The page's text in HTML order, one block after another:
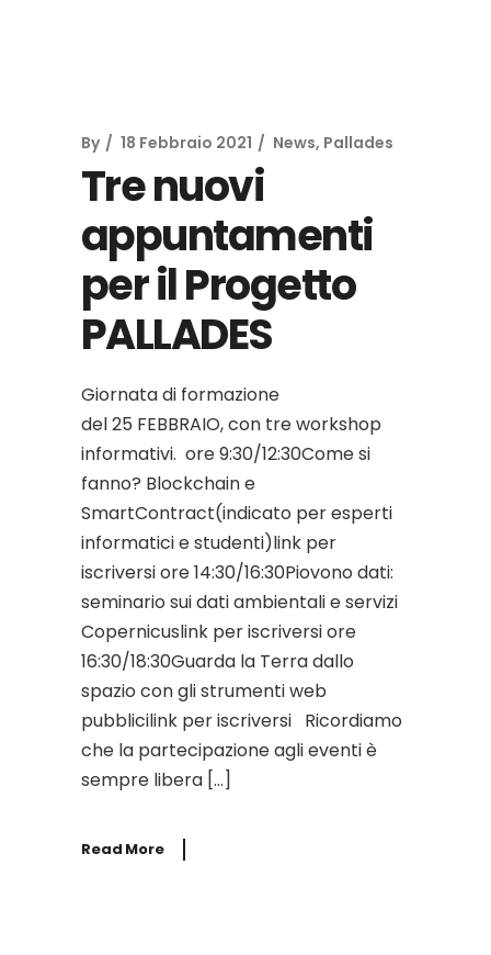
By 18 Febbraio 2021 News, Pallades
Tre nuovi
appuntamenti
per il Progetto
PALLADES
Giornata di formazione
del 25 FEBBRAIO, con tre workshop
informativi. ore 9:30/12:30Come si
fanno? Blockchain e
SmartContract(indicato per esperti
informatici e studenti)link per
iscriversi ore 14:30/16:30Piovono dati:
seminario sui dati ambientali e servizi
Copernicuslink per iscriversi ore
16:30/18:30Guarda la Terra dallo
spazio con gli strumenti web
pubblicilink per iscriversi Ricordiamo
che la partecipazione agli eventi è
sempre libera […]
Read More